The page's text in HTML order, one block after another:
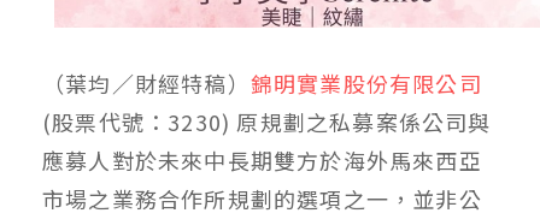
（葉均／財經特稿） 錦明實業股份有限公司
(股票代號：3230) 原規劃之私募案係公司與
應募人對於未來中長期雙方於海外馬來西亞
市場之業務合作所規劃的選項之一，並非公